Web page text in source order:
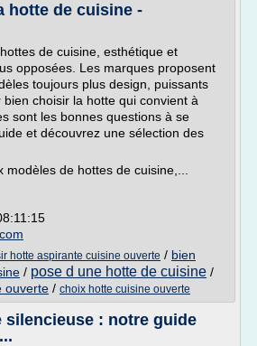
hotte de cuisine -
de cuisine, esthétique et
opposées. Les marques proposent
toujours plus design, puissants
choisir la hotte qui convient à
sont les bonnes questions à se
et découvrez une sélection des
modèles de hottes de cuisine,...
hotte aspirante cuisine ouverte / bien
/ pose d une hotte de cuisine /
ouverte / choix hotte cuisine ouverte
silencieuse : notre guide